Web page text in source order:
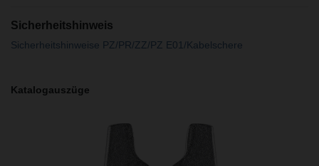
Sicherheitshinweis
Sicherheitshinweise PZ/PR/ZZ/PZ E01/Kabelschere
Katalogauszüge